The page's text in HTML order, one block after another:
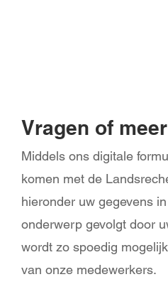
Vragen of
Middels ons digitale
komen met de
hieronder uw gegevens
onderwerp gevolgt door
wordt zo spoedig
van onze medewerkers.